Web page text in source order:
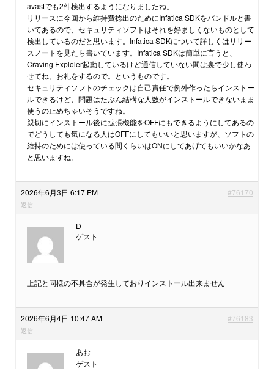
avastでも2件検出するようになりましたね。
リリースに今回から維持費捻出のためにInfatica SDKをバンドルと書
いてあるので、セキュリティソフトはそれを好ましくないものとして
検出しているのだと思います。Infatica SDKについて詳しくはリリー
スノートを見たら書いています。Infatica SDKは簡単に言うと、
Craving Exploler起動しているけど通信していない間は裏で少し使わ
せてね。お礼をするので。というものです。
セキュリティソフトのチェックは自己責任で例外作ったらインストー
ルできるけど、問題はたぶん結構な人数がインストールできないまま
使うの止めちゃいそうですね。
親切にインストール後に拡張機能をOFFにもできるようにしてあるの
でどうしても気になる人はOFFにしてもいいと思いますが、ソフトの
維持のためには使っている間くらいはONにしてあげてもいいかなあ
と思いますね。
2026年6月3日 6:17 PM #76170
返信
D
ゲスト
上記と同様の不具合が発生しておりインストール出来ません
2026年6月4日 10:47 AM #76183
返信
あお
ゲスト